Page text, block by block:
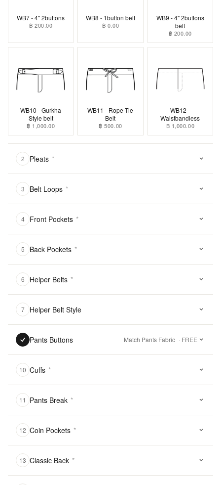
WB7 - 4" 2buttons
฿ 200.00
WB8 - 1button belt
฿ 0.00
WB9 - 4" 2buttons
belt
฿ 200.00
WB10 - Gurkha
Style belt
฿ 1,000.00
WB11 - Rope Tie
Belt
฿ 500.00
WB12 -
Waistbandless
฿ 1,000.00
2 Pleats *
3 Belt Loops *
4 Front Pockets *
5 Back Pockets *
6 Helper Belts *
7 Helper Belt Style
Pants Buttons Match Pants Fabric · FREE
10 Cuffs *
11 Pants Break *
12 Coin Pockets *
13 Classic Back *